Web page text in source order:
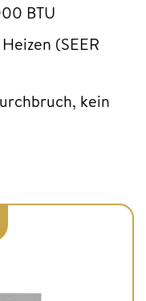
BTU
(SEER
kein